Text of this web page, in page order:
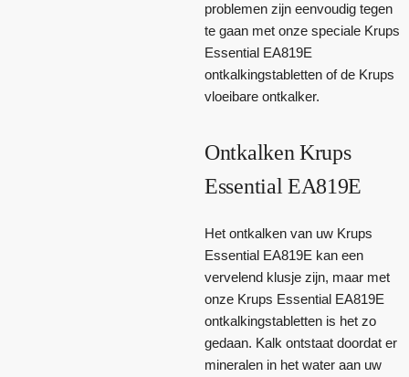
problemen zijn eenvoudig tegen
te gaan met onze speciale Krups
Essential EA819E
ontkalkingstabletten of de Krups
vloeibare ontkalker.
Ontkalken Krups
Essential EA819E
Het ontkalken van uw Krups
Essential EA819E kan een
vervelend klusje zijn, maar met
onze Krups Essential EA819E
ontkalkingstabletten is het zo
gedaan. Kalk ontstaat doordat er
mineralen in het water aan uw